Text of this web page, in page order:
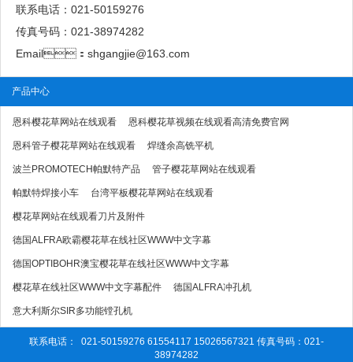
联系电话：021-50159276
传真号码：021-38974282
Email：shgangjie@163.com
产品中心
恩科樱花草网站在线观看 恩科樱花草视频在线观看高清免费官网
恩科管子樱花草网站在线观看 焊缝余高铣平机
波兰PROMOTECH帕默特产品 管子樱花草网站在线观看
帕默特焊接小车 台湾平板樱花草网站在线观看
樱花草网站在线观看刀片及附件
德国ALFRA欧霸樱花草在线社区WWW中文字幕
德国OPTIBOHR澳宝樱花草在线社区WWW中文字幕
樱花草在线社区WWW中文字幕配件 德国ALFRA冲孔机
意大利斯尔SIR多功能镗孔机
联系电话： 021-50159276 61554117 15026567321 传真号码：021-
38974282